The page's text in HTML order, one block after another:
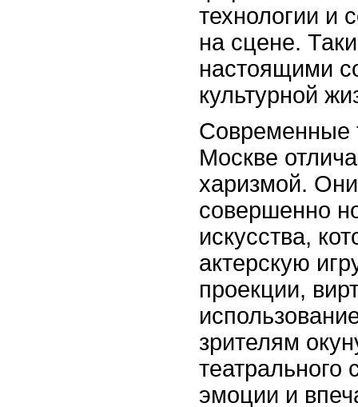
технологии и
на сцене.
настоящими
культурной
Современные
Москве
харизмой.
совершенно
искусства,
актерскую
проекции,
зрителям
театрального
эмоции и